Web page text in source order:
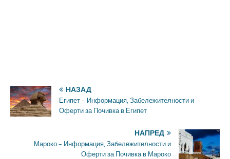
НАЗАД
Египет – Информация, Забележителности и
Оферти за Почивка в Египет
НАПРЕД
Мароко – Информация, Забележителности и
Оферти за Почивка в Мароко